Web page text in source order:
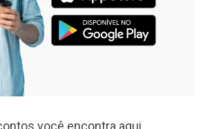
você encontra aqui